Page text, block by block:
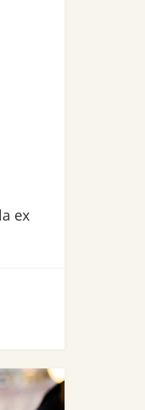
ex